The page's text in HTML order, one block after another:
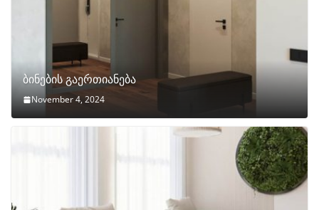
ბინების გაერთიანება
November 4, 2024